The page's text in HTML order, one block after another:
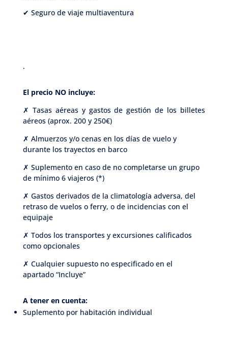
✔ Seguro de viaje multiaventura
.
El precio NO incluye:
✗ Tasas aéreas y gastos de gestión de los billetes
aéreos (aprox. 200 y 250€)
✗ Almuerzos y/o cenas en los días de vuelo y
durante los trayectos en barco
✗ Suplemento en caso de no completarse un grupo
de mínimo 6 viajeros (*)
✗ Gastos derivados de la climatología adversa, del
retraso de vuelos o ferry, o de incidencias con el
equipaje
✗ Todos los transportes y excursiones calificados
como opcionales
✗ Cualquier supuesto no especificado en el
apartado “Incluye”
A tener en cuenta:
Suplemento por habitación individual